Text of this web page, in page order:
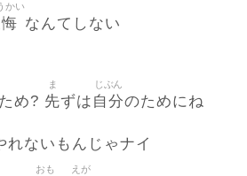
かい
なんてしない
め? 先
ま
ずは 自分
じぶん
のためにね
れないもんじゃナイ
おも えが